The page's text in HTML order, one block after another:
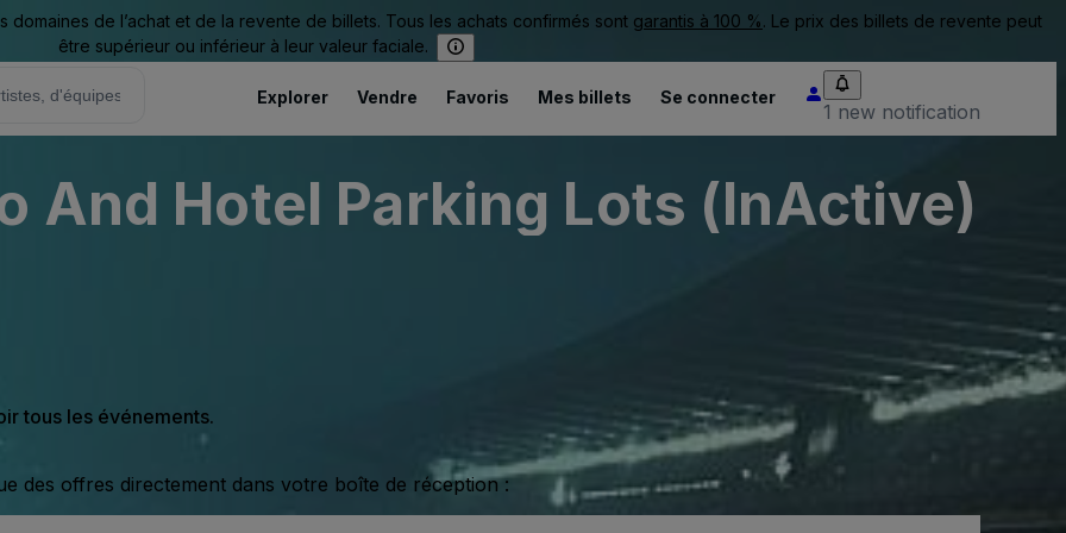
de l’achat et de la revente de billets. Tous les achats confirmés sont garantis à 100 %. Le prix des billets de revente peut
être supérieur ou inférieur à leur valeur faciale.
Explorer Vendre Favoris Mes billets Se connecter
1 new notification
And Hotel Parking Lots (InActive)
tous les événements.
des offres directement dans votre boîte de réception :